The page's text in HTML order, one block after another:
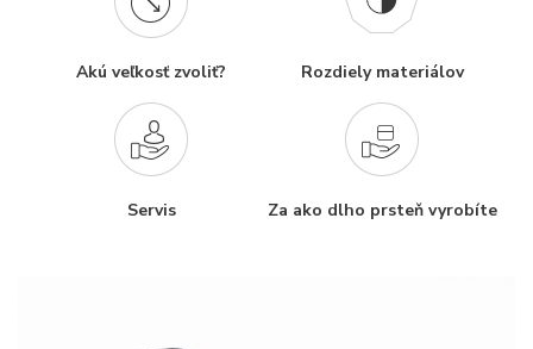
Akú veľkosť zvoliť? Rozdiely materiálov
Servis Za ako dlho prsteň vyrobíte